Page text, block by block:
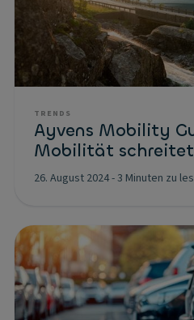
TRENDS
Ayvens Mobility
Mobilität
26. August 2024-3 Minuten zu